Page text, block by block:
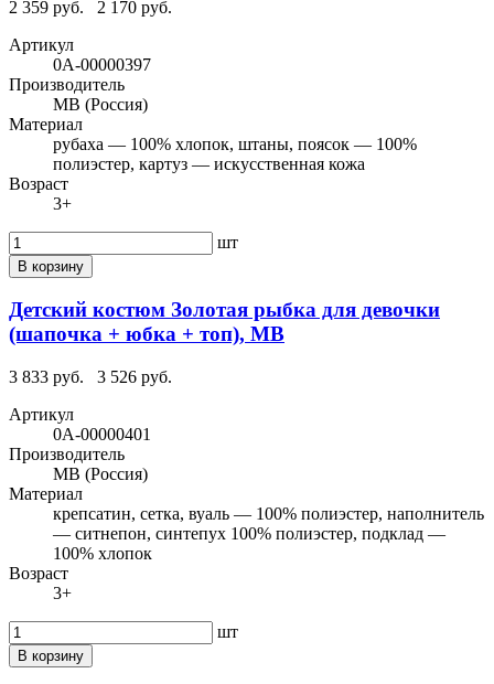
2 359 руб.
2 170 руб.
Артикул
0А-00000397
Производитель
МВ (Россия)
Материал
рубаха — 100% хлопок, штаны, поясок — 100%
полиэстер, картуз — искусственная кожа
Возраст
3+
шт
В корзину
Детский костюм Золотая рыбка для девочки
(шапочка + юбка + топ), МВ
3 833 руб.
3 526 руб.
Артикул
0А-00000401
Производитель
МВ (Россия)
Материал
крепсатин, сетка, вуаль — 100% полиэстер, наполнитель
— ситнепон, синтепух 100% полиэстер, подклад —
100% хлопок
Возраст
3+
шт
В корзину